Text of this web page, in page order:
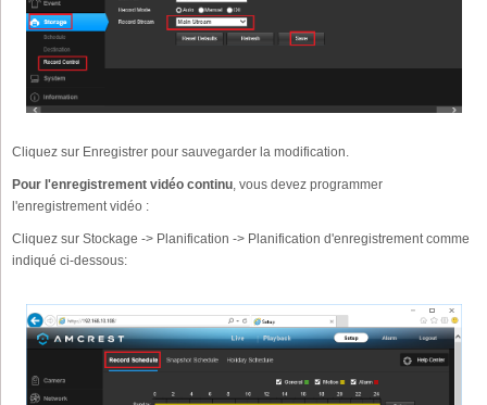
Cliquez sur Enregistrer pour sauvegarder la modification.
Pour l'enregistrement vidéo continu , vous devez programmer
l'enregistrement vidéo :
Cliquez sur Stockage -> Planification -> Planification d'enregistrement comme
indiqué ci-dessous: